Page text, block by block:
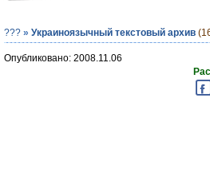
??? » Украиноязычный текстовый архив
Опубликовано: 2008.11.06